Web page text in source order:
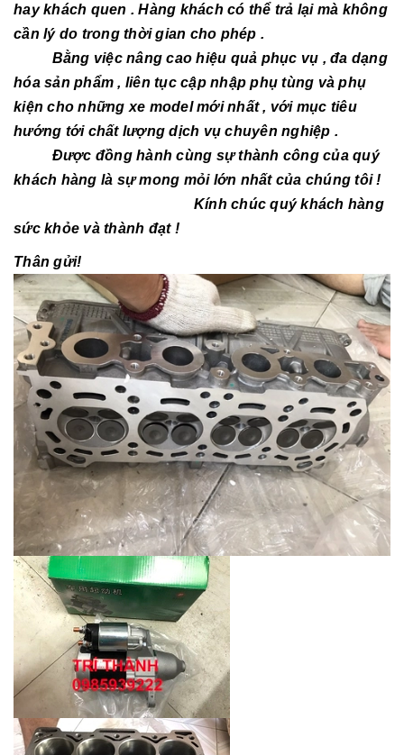
hay khách quen . Hàng khách có thể trả lại mà không
cần lý do trong thời gian cho phép .
Bằng việc nâng cao hiệu quả phục vụ , đa dạng
hóa sản phẩm , liên tục cập nhập phụ tùng và phụ
kiện cho những xe model mới nhất , với mục tiêu
hướng tới chất lượng dịch vụ chuyên nghiệp .
Được đồng hành cùng sự thành công của quý
khách hàng là sự mong mỏi lớn nhất của chúng tôi !
Kính chúc quý khách hàng
sức khỏe và thành đạt !
Thân gửi!